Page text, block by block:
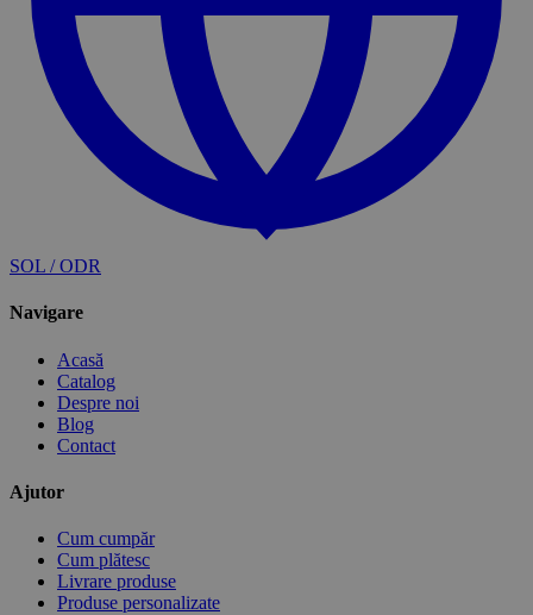
SOL / ODR
Navigare
Acasă
Catalog
Despre noi
Blog
Contact
Ajutor
Cum cumpăr
Cum plătesc
Livrare produse
Produse personalizate